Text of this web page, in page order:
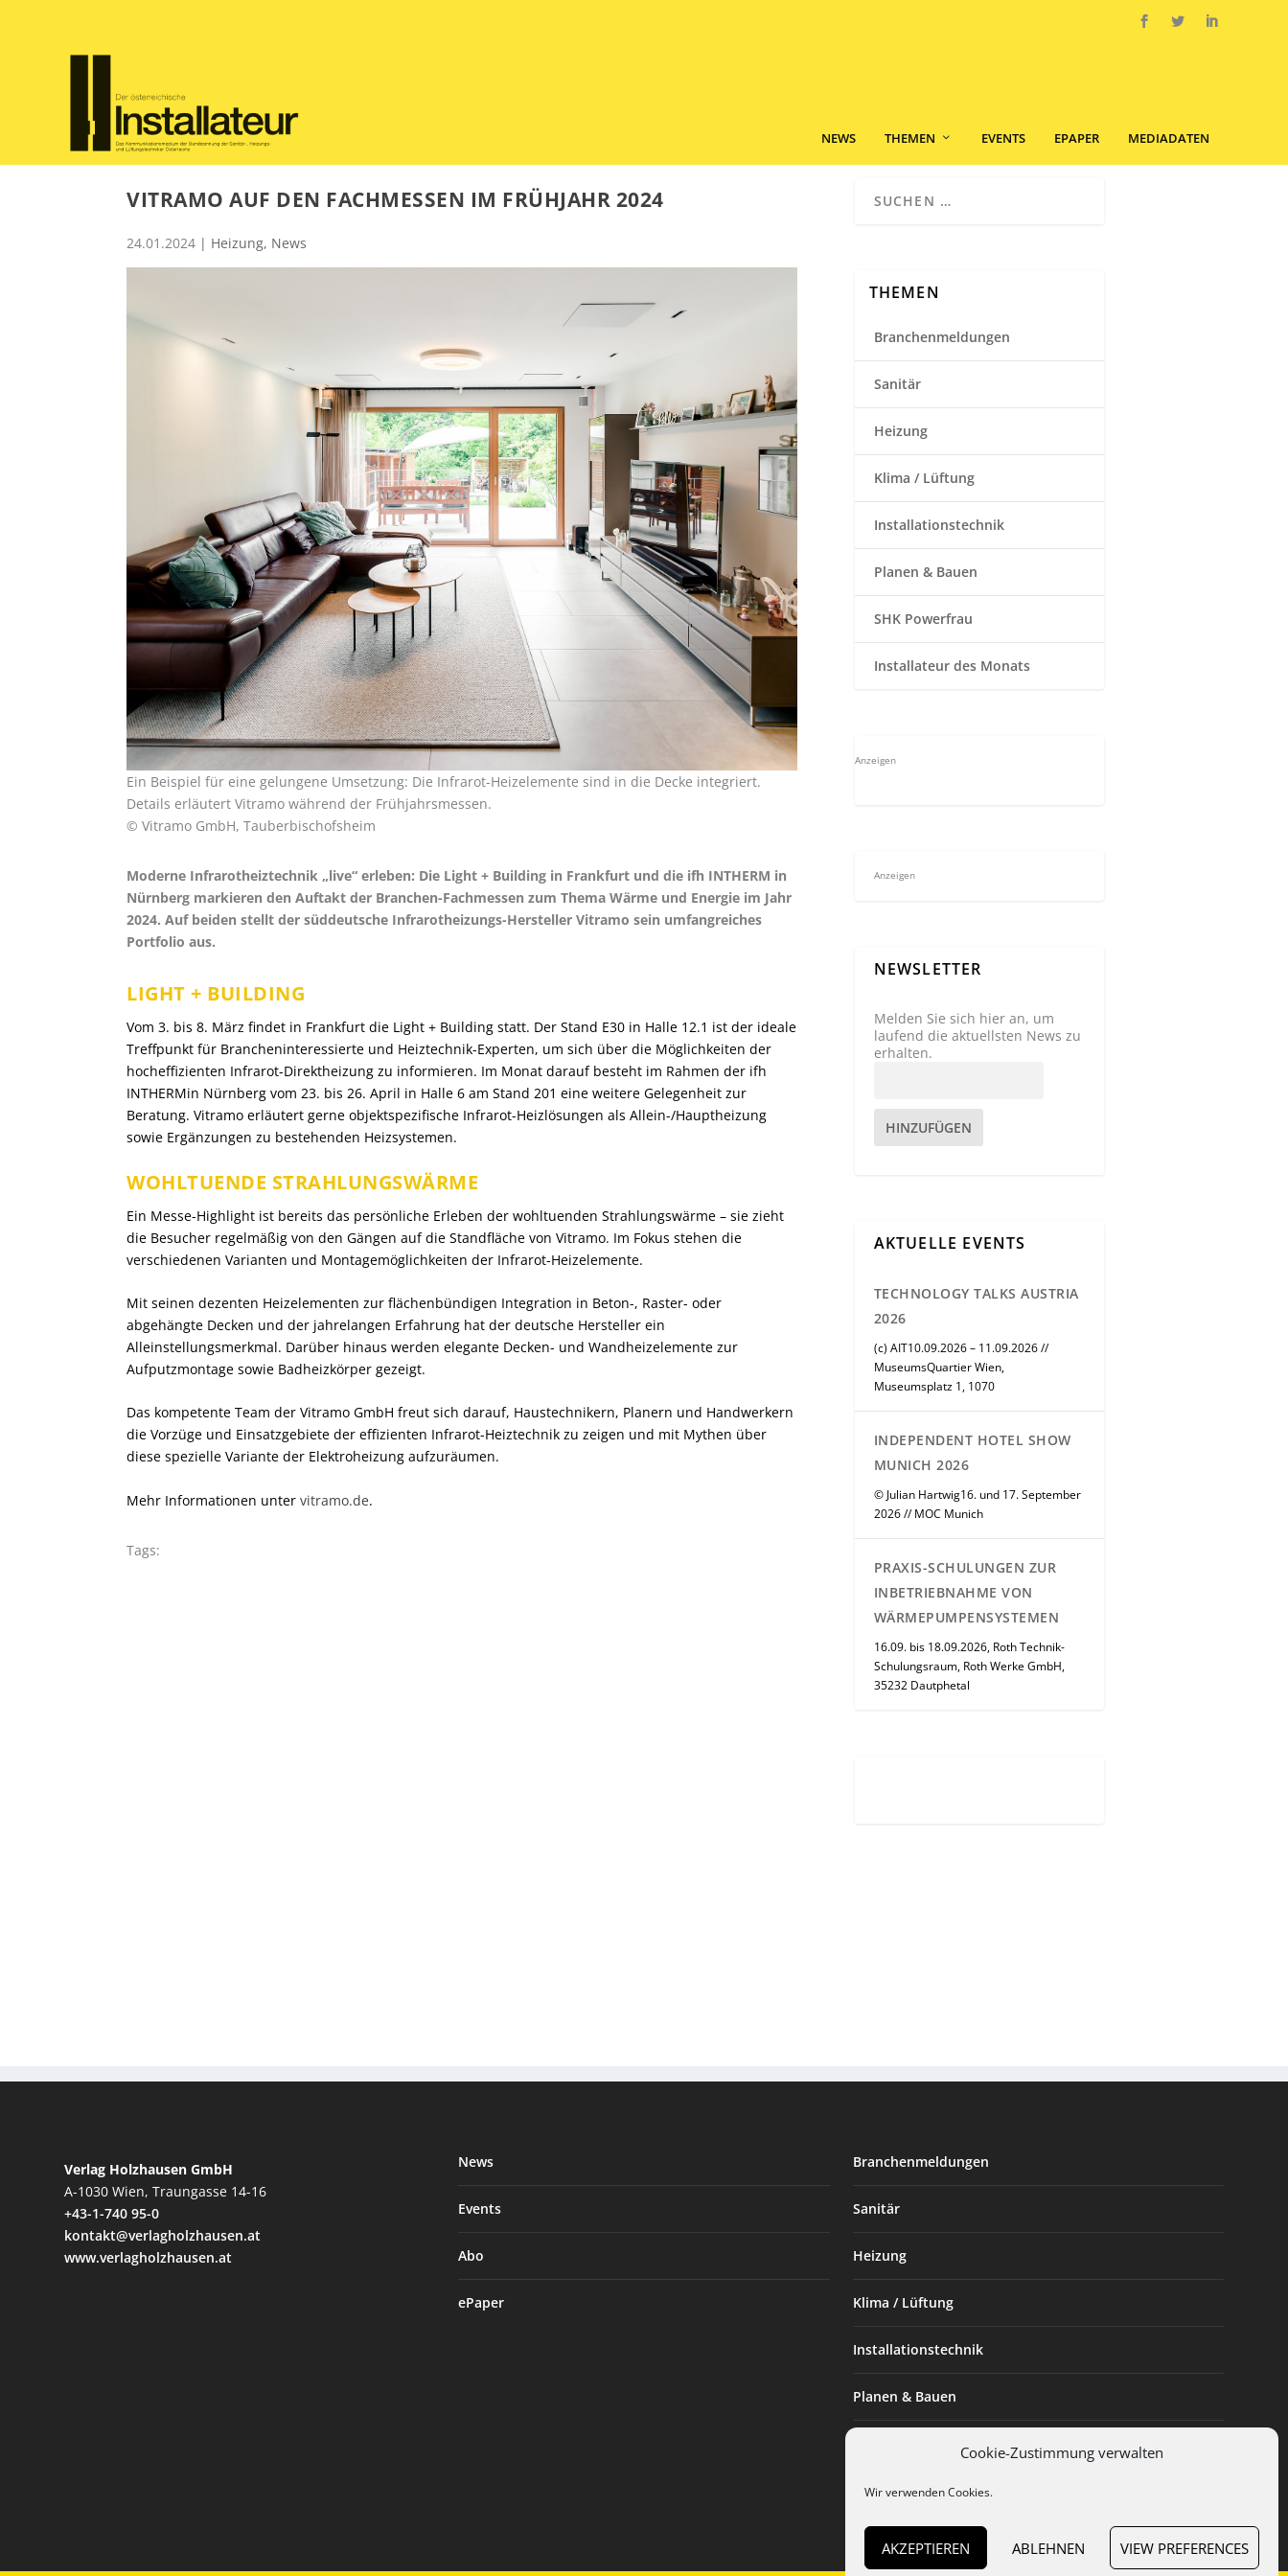
Cookie-Zustimmung verwalten
Wir verwenden Cookies.
AKZEPTIEREN ABLEHNEN VIEW PREFERENCES
NEWS THEMEN EVENTS EPAPER MEDIADATEN
VITRAMO AUF DEN FACHMESSEN IM FRÜHJAHR 2024
24.01.2024 | Heizung, News
Ein Beispiel für eine gelungene Umsetzung: Die Infrarot-Heizelemente sind in die Decke integriert.
Details erläutert Vitramo während der Frühjahrsmessen.
© Vitramo GmbH, Tauberbischofsheim
Moderne Infrarotheiztechnik „live“ erleben: Die Light + Building in Frankfurt und die ifh INTHERM in
Nürnberg markieren den Auftakt der Branchen-Fachmessen zum Thema Wärme und Energie im Jahr
2024. Auf beiden stellt der süddeutsche Infrarotheizungs-Hersteller Vitramo sein umfangreiches
Portfolio aus.
LIGHT + BUILDING
Vom 3. bis 8. März findet in Frankfurt die Light + Building statt. Der Stand E30 in Halle 12.1 ist der ideale
Treffpunkt für Brancheninteressierte und Heiztechnik-Experten, um sich über die Möglichkeiten der
hocheffizienten Infrarot-Direktheizung zu informieren. Im Monat darauf besteht im Rahmen der ifh
INTHERMin Nürnberg vom 23. bis 26. April in Halle 6 am Stand 201 eine weitere Gelegenheit zur
Beratung. Vitramo erläutert gerne objektspezifische Infrarot-Heizlösungen als Allein-/Hauptheizung
sowie Ergänzungen zu bestehenden Heizsystemen.
WOHLTUENDE STRAHLUNGSWÄRME
Ein Messe-Highlight ist bereits das persönliche Erleben der wohltuenden Strahlungswärme – sie zieht
die Besucher regelmäßig von den Gängen auf die Standfläche von Vitramo. Im Fokus stehen die
verschiedenen Varianten und Montagemöglichkeiten der Infrarot-Heizelemente.
Mit seinen dezenten Heizelementen zur flächenbündigen Integration in Beton-, Raster- oder
abgehängte Decken und der jahrelangen Erfahrung hat der deutsche Hersteller ein
Alleinstellungsmerkmal. Darüber hinaus werden elegante Decken- und Wandheizelemente zur
Aufputzmontage sowie Badheizkörper gezeigt.
Das kompetente Team der Vitramo GmbH freut sich darauf, Haustechnikern, Planern und Handwerkern
die Vorzüge und Einsatzgebiete der effizienten Infrarot-Heiztechnik zu zeigen und mit Mythen über
diese spezielle Variante der Elektroheizung aufzuräumen.
Mehr Informationen unter vitramo.de.
Tags:
THEMEN
Branchenmeldungen
Sanitär
Heizung
Klima / Lüftung
Installationstechnik
Planen & Bauen
SHK Powerfrau
Installateur des Monats
Anzeigen
Anzeigen
NEWSLETTER
Melden Sie sich hier an, um
laufend die aktuellsten News zu
erhalten.
HINZUFÜGEN
AKTUELLE EVENTS
TECHNOLOGY TALKS AUSTRIA
2026
(c) AIT10.09.2026 – 11.09.2026 //
MuseumsQuartier Wien,
Museumsplatz 1, 1070
INDEPENDENT HOTEL SHOW
MUNICH 2026
© Julian Hartwig16. und 17. September
2026 // MOC Munich
PRAXIS-SCHULUNGEN ZUR
INBETRIEBNAHME VON
WÄRMEPUMPENSYSTEMEN
16.09. bis 18.09.2026, Roth Technik-
Schulungsraum, Roth Werke GmbH,
35232 Dautphetal
Verlag Holzhausen GmbH
A-1030 Wien, Traungasse 14-16
+43-1-740 95-0
kontakt@verlagholzhausen.at
www.verlagholzhausen.at
News
Events
Abo
ePaper
Branchenmeldungen
Sanitär
Heizung
Klima / Lüftung
Installationstechnik
Planen & Bauen
Installateur des Monats